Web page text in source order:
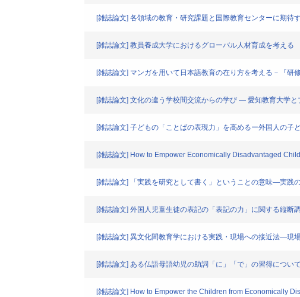
[雑誌論文] 各領域の教育・研究課題と国際教育センターに期待
[雑誌論文] 教員養成大学におけるグローバル人材育成を考える
[雑誌論文] マンガを用いて日本語教育の在り方を考える－『
[雑誌論文] 文化の違う学校間交流からの学び ― 愛知教育大学
[雑誌論文] 子どもの「ことばの表現力」を高めるー外国人の子
[雑誌論文] How to Empower Economically Disadvantaged
[雑誌論文] 「実践を研究として書く」ということの意味―実践
[雑誌論文] 外国人児童生徒の表記の「表記の力」に関する縦断
[雑誌論文] 異文化間教育学における実践・現場への接近法―現
[雑誌論文] ある仏語母語幼児の助詞「に」「で」の習得につい
[雑誌論文] How to Empower the Children from Economically